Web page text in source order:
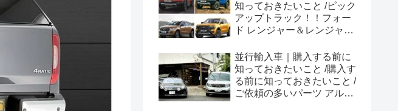
知っておきたいこと /ピック
アップトラック！！フォー
ド レンジャー＆レンジャー
め！
並行輸入車｜購入する前に
知っておきたいこと /購入す
る前に知っておきたいこと /
ご依頼の多いパーツ アルピ